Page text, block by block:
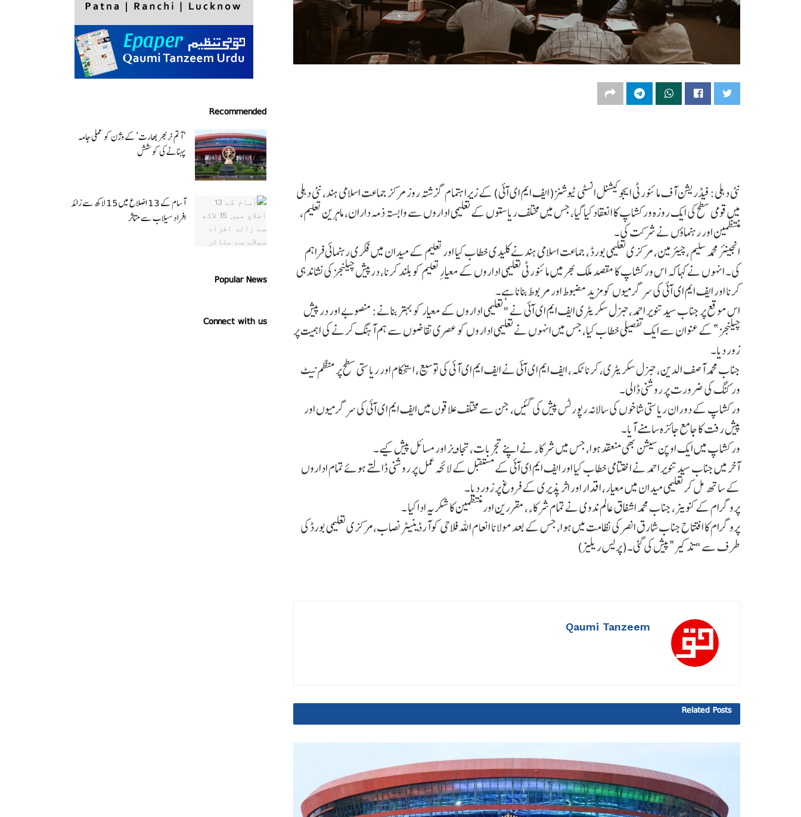
نئی دہلی: فیڈریشن آف مائنورٹی ایجوکیشنل انسٹی ٹیوشنز(ایف ایم ای ا ٓئی) کے زیراہتمام گزشتہ روز مرکز جماعت اسلامی ہند، نئی دہلی
میں قومی سطح کی ایک روزہ ورکشاپ کا انعقاد کیا گیا، جس میں مختلف ریاستوں کے تعلیمی اداروں سے وابستہ ذمہ داران، ماہرین تعلیم،
منتظمین اور رہنماؤں نے شرکت کی۔
انجینئر محمد سلیم ،چیئرمین، مرکزی تعلیمی بورڈ ، جماعت اسلامی ہندنے کلیدی خطاب کیا اور تعلیم کے میدان میں فکری رہنمائی فراہم
کی۔ انہوں نے کہاکہ اس ورکشاپ کا مقصد ملک بھر میں مائنورٹی تعلیمی اداروں کے معیارِ تعلیم کو بلند کرنا، درپیش چیلنجز کی نشاندہی
کرنا اور ایف ایم ای ا ٓئی کی سرگرمیوں کو مزید مضبوط اور مربوط بنانا ہے۔
اس موقع پر جناب سید تنویر احمد،جنرل سکریٹری ایف ایم ای ا ٓئی نے "تعلیمی اداروں کے معیار کو بہتر بنانے: منصوبے اور در پیش
چیلنجز” کے عنوان سے ایک تفصیلی خطاب کیا، جس میں انہوں نے تعلیمی اداروں کو عصری تقاضوں سے ہم آہنگ کرنے کی اہمیت پر
زور دیا۔
جناب محمد آصف الدین، جنرل سکریٹری، کرناٹکہ، ایف ایم ای ا ٓئی نے ایف ایم ای آئی کی توسیع، استحکام اور ریاستی سطح پر منظم نیٹ
ورکنگ کی ضرورت پر روشنی ڈالی۔
ورکشاپ کے دوران ریاستی شاخوں کی سالانہ رپورٹس پیش کی گئیں، جن سے مختلف علاقوں میں ایف ایم ای ا ٓئی کی سرگرمیوں اور
پیش رفت کا جامع جائزہ سامنے آیا۔
ورکشاپ میں ایک اوپن سیشن بھی منعقد ہوا، جس میں شرکاء نے اپنے تجربات، تجاویز اور مسائل پیش کیے۔
آخر میں جناب سید تنویر احمد نے اختتامی خطاب کیا اور ایف ایم ای ا ٓئی کے مستقبل کے لائحہ عمل پر روشنی ڈالتے ہوئے تمام اداروں
کے ساتھ مل کر تعلیمی میدان میں معیار، اقدار اور اثر پذیری کے فروغ پر زور دیا۔
پروگرام کے کنوینر، جناب محمد اشفاق عالم ندوی نے تمام شرکاء، مقررین اور منتظمین کا شکریہ ادا کیا ۔
پروگرام کا افتتاح جناب شارق انصر کی نظامت میں ہوا، جس کے بعد مولانا انعام اللہ فلاحی کوآرڈینیٹر نصاب،مرکزی تعلیمی بورڈ کی
طرف سے "تذکیر” پیش کی گئی۔(پریس ریلیز)
Qaumi Tanzeem
Related Posts
Recommended
‘ آتم نربھر بھارت’ کے وژن کو عملی جامہ
پہنانے کی کوشش
آسام کے 13 اضلاع میں 15 لاکھ سے زائد
افراد سیلاب سے متاثر
Popular News
Connect with us